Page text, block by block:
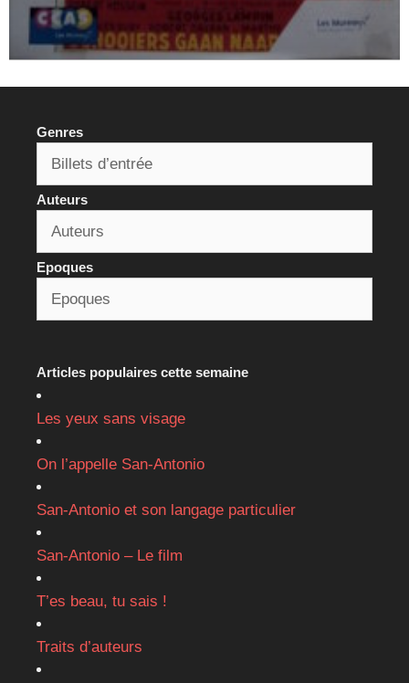
Genres
Auteurs
Epoques
Articles populaires cette semaine
Les yeux sans visage
On l’appelle San-Antonio
San-Antonio et son langage particulier
San-Antonio – Le film
T’es beau, tu sais !
Traits d’auteurs